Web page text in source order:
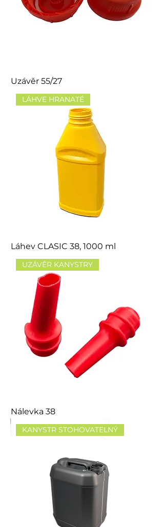
Uzávěr 55/27
LÁHVE HRANATÉ
Láhev CLASIC 38, 1000 ml
UZÁVĚR KANYSTRY
Nálevka 38
KANYSTR STOHOVATELNÝ